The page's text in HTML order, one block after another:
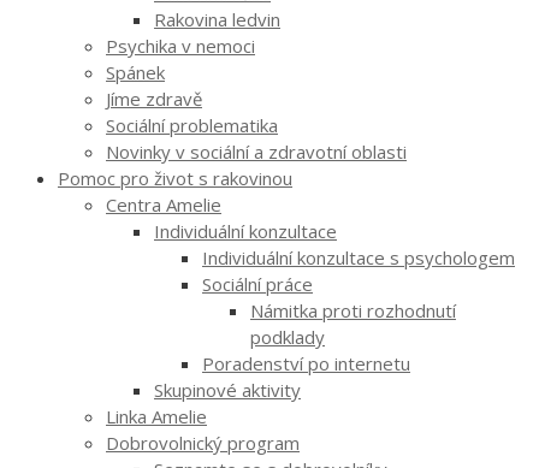
Rakovina ledvin
Psychika v nemoci
Spánek
Jíme zdravě
Sociální problematika
Novinky v sociální a zdravotní oblasti
Pomoc pro život s rakovinou
Centra Amelie
Individuální konzultace
Individuální konzultace s psychologem
Sociální práce
Námitka proti rozhodnutí
podklady
Poradenství po internetu
Skupinové aktivity
Linka Amelie
Dobrovolnický program